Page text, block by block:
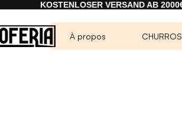
KOSTENLOSER VERSAND AB 2000€
À propos CHURROS